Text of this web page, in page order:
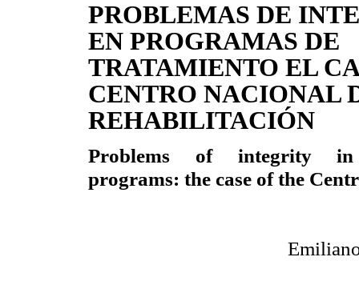
PROBLEMAS DE
EN PROGRAMAS DE
TRATAMIENTO EL
CENTRO NACIONAL
REHABILITACIÓN
Problems of integrity in
programs: the case of the